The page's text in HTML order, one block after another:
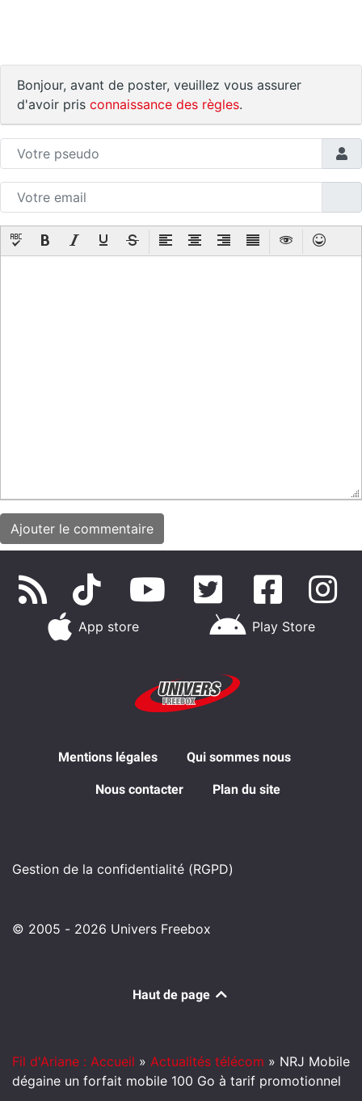
Bonjour, avant de poster, veuillez vous assurer
d'avoir pris connaissance des règles.
App store Play Store
Mentions légales Qui sommes nous
Nous contacter Plan du site
Gestion de la confidentialité (RGPD)
© 2005 - 2026 Univers Freebox
Haut de page
Fil d'Ariane : Accueil » Actualités télécom » NRJ Mobile
dégaine un forfait mobile 100 Go à tarif promotionnel